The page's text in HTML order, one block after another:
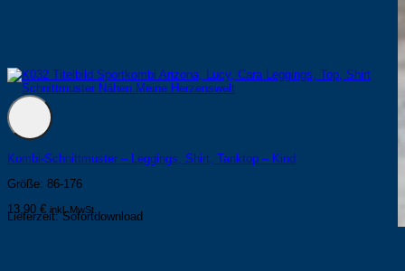
Kombi-Schnittmuster – Leggings, Shirt, Tanktop – Kind
Größe: 86-176
13,90 € inkl. MwSt.
Lieferzeit:Sofortdownload